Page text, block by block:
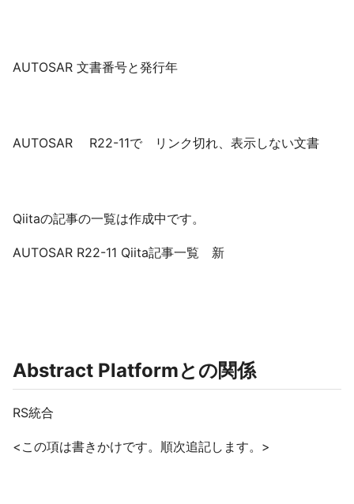
AUTOSAR 文書番号と発行年
AUTOSAR R22-11で リンク切れ、表示しない文書
Qiitaの記事の一覧は作成中です。
AUTOSAR R22-11 Qiita記事一覧 新
Abstract Platformとの関係
RS統合
<この項は書きかけです。順次追記します。>